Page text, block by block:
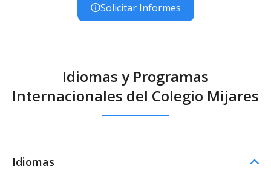
Solicitar Informes
Idiomas y Programas
Internacionales del Colegio Mijares
Idiomas